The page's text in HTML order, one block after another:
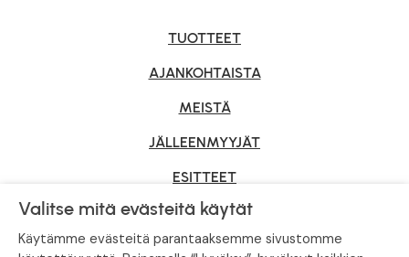
TUOTTEET
AJANKOHTAISTA
MEISTÄ
JÄLLEENMYYJÄT
ESITTEET
YRITYSMYYNTI
Valitse mitä evästeitä käytät
Käytämme evästeitä parantaaksemme sivustomme